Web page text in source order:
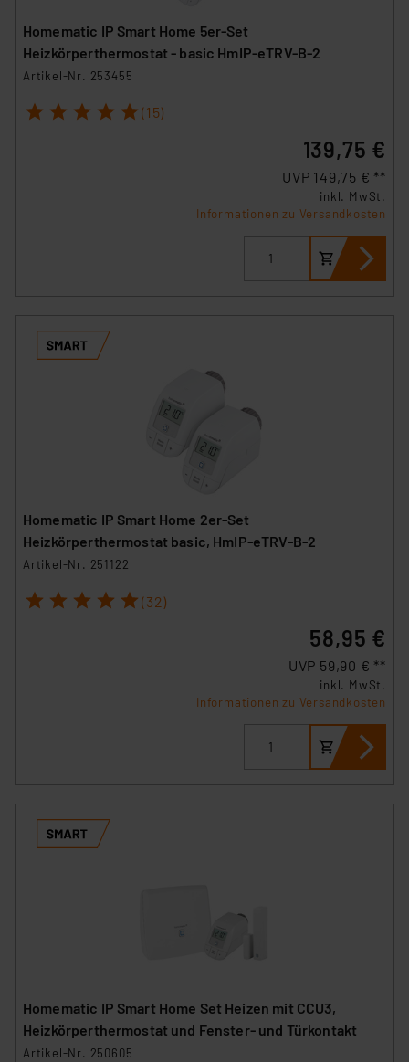
Homematic IP Smart Home 5er-Set
Heizkörperthermostat - basic HmIP-eTRV-B-2
Artikel-Nr. 253455
1 2 3 4 5 (15)
139,75 €
UVP 149,75 € **
inkl. MwSt.
Informationen zu Versandkosten
Homematic IP Smart Home 2er-Set
Heizkörperthermostat basic, HmIP-eTRV-B-2
Artikel-Nr. 251122
1 2 3 4 5 (32)
58,95 €
UVP 59,90 € **
inkl. MwSt.
Informationen zu Versandkosten
Homematic IP Smart Home Set Heizen mit CCU3,
Heizkörperthermostat und Fenster- und Türkontakt
Artikel-Nr. 250605